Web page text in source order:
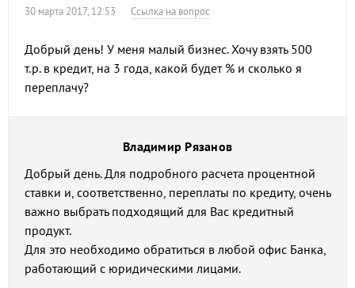
30 марта 2017, 12:53 Ссылка на вопрос
Добрый день! У меня малый бизнес. Хочу взять 500
т.р. в кредит, на 3 года, какой будет % и сколько я
переплачу?
Владимир Рязанов
Добрый день. Для подробного расчета процентной
ставки и, соответственно, переплаты по кредиту, очень
важно выбрать подходящий для Вас кредитный
продукт.
Для это необходимо обратиться в любой офис Банка,
работающий с юридическими лицами.